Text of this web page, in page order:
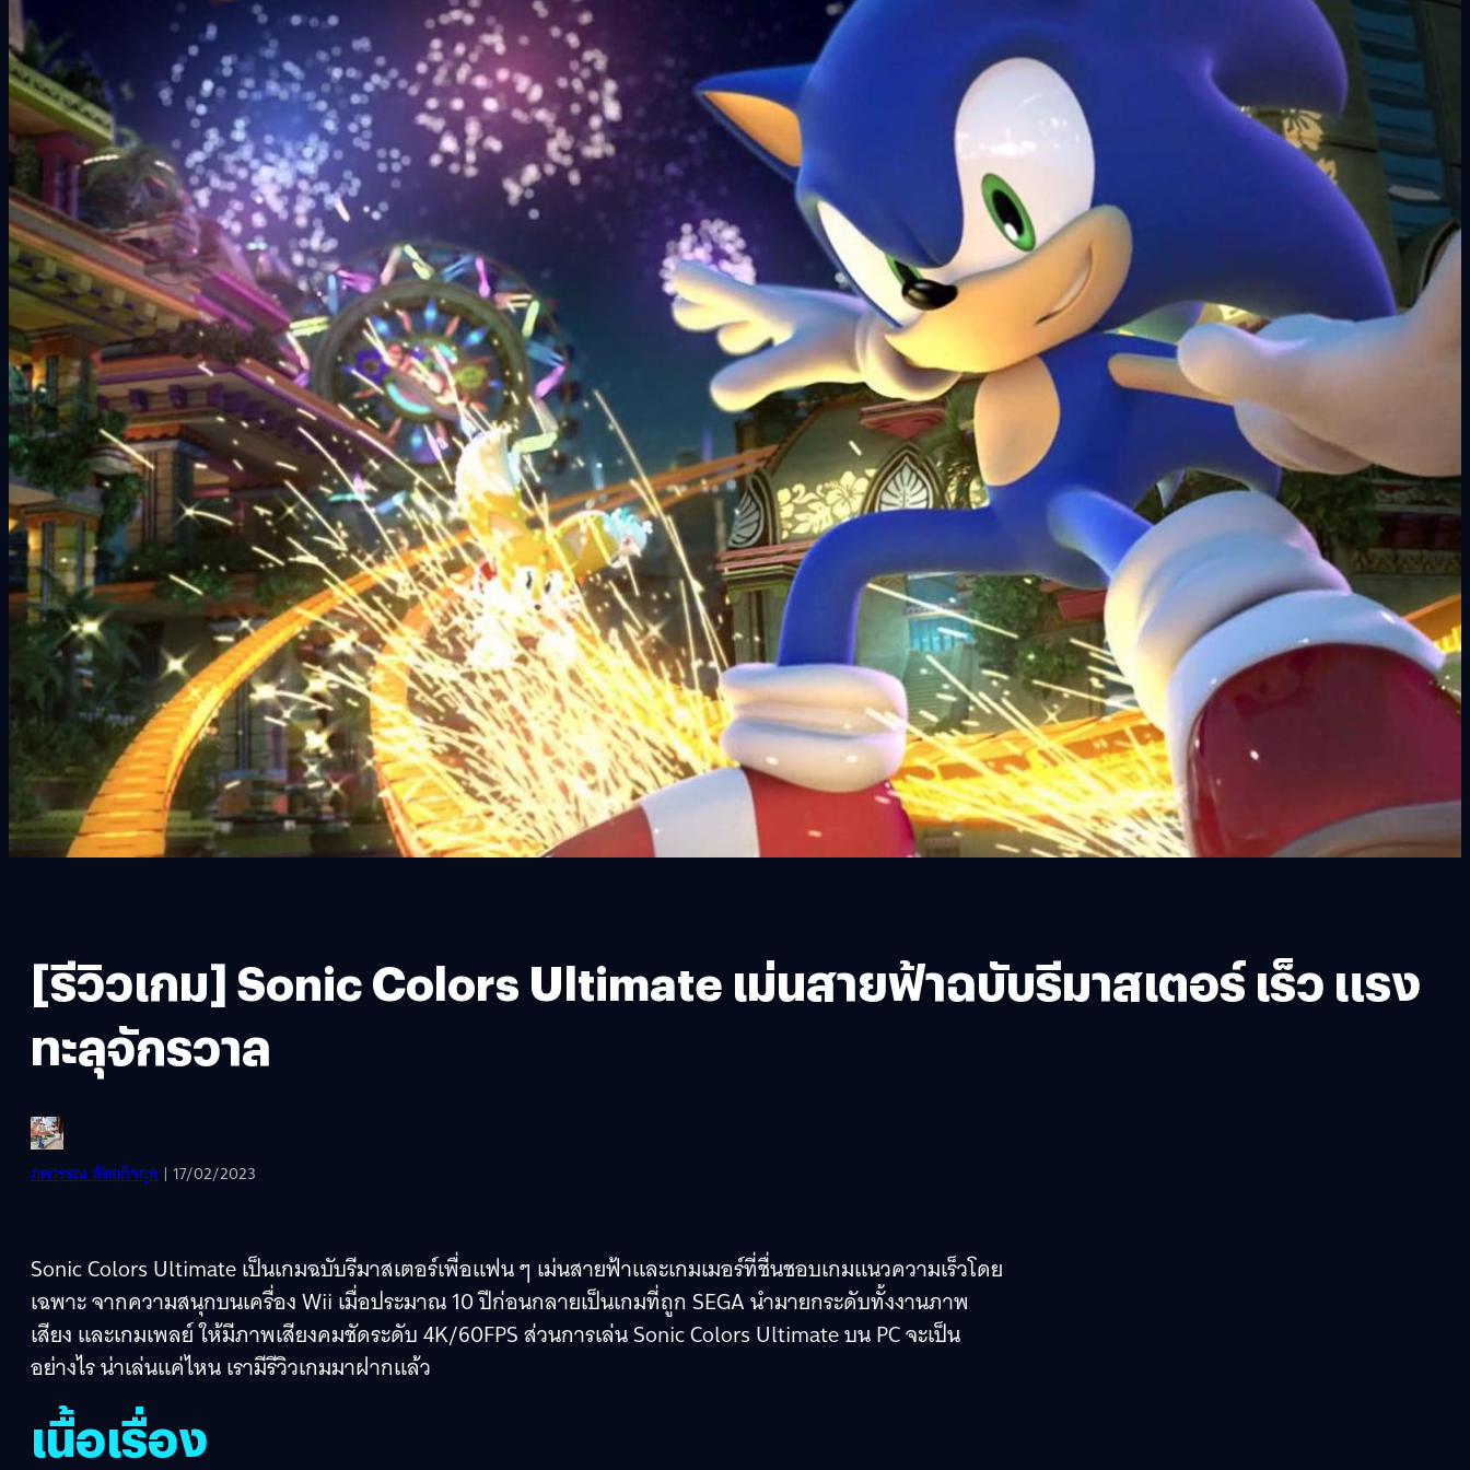
[รีวิวเกม] Sonic Colors Ultimate เม่นสายฟ้าฉบับรีมาสเตอร์ เร็ว แรง
ทะลุจักรวาล
ภควรรณ สัตยกิจกุล | 17/02/2023
Sonic Colors Ultimate เป็นเกมฉบับรีมาสเตอร์เพื่อแฟน ๆ เม่นสายฟ้าและเกมเมอร์ที่ชื่นชอบเกมแนวความเร็วโดย
เฉพาะ จากความสนุกบนเครื่อง Wii เมื่อประมาณ 10 ปีก่อนกลายเป็นเกมที่ถูก SEGA นำมายกระดับทั้งงานภาพ
เสียง และเกมเพลย์ ให้มีภาพเสียงคมชัดระดับ 4K/60FPS ส่วนการเล่น Sonic Colors Ultimate บน PC จะเป็น
อย่างไร น่าเล่นแค่ไหน เรามีรีวิวเกมมาฝากแล้ว
เนื้อเรื่อง